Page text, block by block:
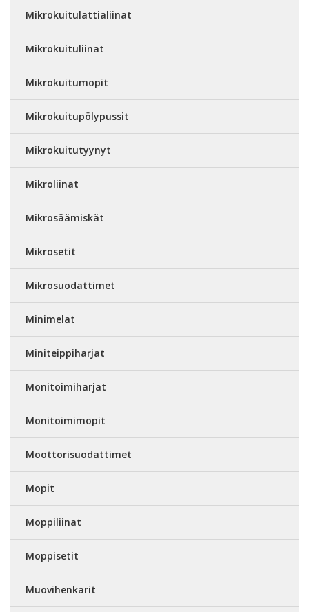
Mikrokuitulattialiinat
Mikrokuituliinat
Mikrokuitumopit
Mikrokuitupölypussit
Mikrokuitutyynyt
Mikroliinat
Mikrosäämiskät
Mikrosetit
Mikrosuodattimet
Minimelat
Miniteippiharjat
Monitoimiharjat
Monitoimimopit
Moottorisuodattimet
Mopit
Moppiliinat
Moppisetit
Muovihenkarit